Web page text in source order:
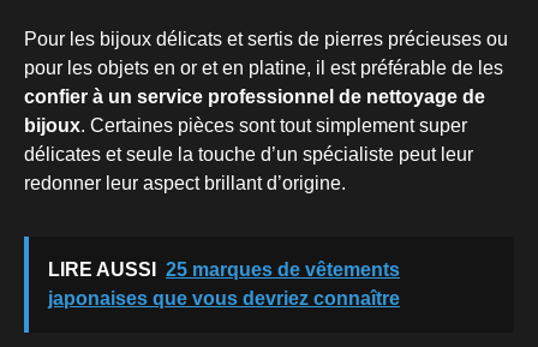
Pour les bijoux délicats et sertis de pierres précieuses ou
pour les objets en or et en platine, il est préférable de les
confier à un service professionnel de nettoyage de
bijoux. Certaines pièces sont tout simplement super
délicates et seule la touche d’un spécialiste peut leur
redonner leur aspect brillant d’origine.
LIRE AUSSI
25 marques de vêtements
japonaises que vous devriez connaître